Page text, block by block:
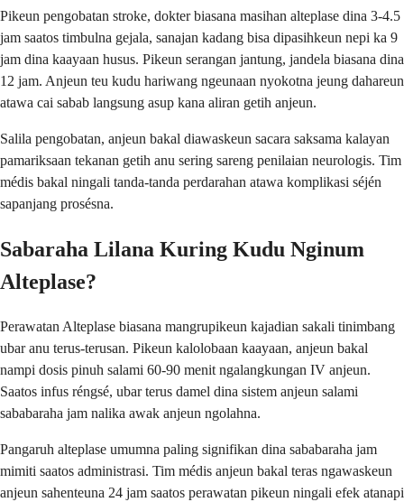
Pikeun pengobatan stroke, dokter biasana masihan alteplase dina 3-4.5
jam saatos timbulna gejala, sanajan kadang bisa dipasihkeun nepi ka 9
jam dina kaayaan husus. Pikeun serangan jantung, jandela biasana dina
12 jam. Anjeun teu kudu hariwang ngeunaan nyokotna jeung dahareun
atawa cai sabab langsung asup kana aliran getih anjeun.
Salila pengobatan, anjeun bakal diawaskeun sacara saksama kalayan
pamariksaan tekanan getih anu sering sareng penilaian neurologis. Tim
médis bakal ningali tanda-tanda perdarahan atawa komplikasi séjén
sapanjang prosésna.
Sabaraha Lilana Kuring Kudu Nginum
Alteplase?
Perawatan Alteplase biasana mangrupikeun kajadian sakali tinimbang
ubar anu terus-terusan. Pikeun kalolobaan kaayaan, anjeun bakal
nampi dosis pinuh salami 60-90 menit ngalangkungan IV anjeun.
Saatos infus réngsé, ubar terus damel dina sistem anjeun salami
sababaraha jam nalika awak anjeun ngolahna.
Pangaruh alteplase umumna paling signifikan dina sababaraha jam
mimiti saatos administrasi. Tim médis anjeun bakal teras ngawaskeun
anjeun sahenteuna 24 jam saatos perawatan pikeun ningali efek atanapi